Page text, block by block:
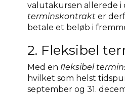
valutakursen allerede i
terminskontrakt er
betale et beløb i
2. Fleksibel
Med en fleksibel
hvilket som helst
september og 31.